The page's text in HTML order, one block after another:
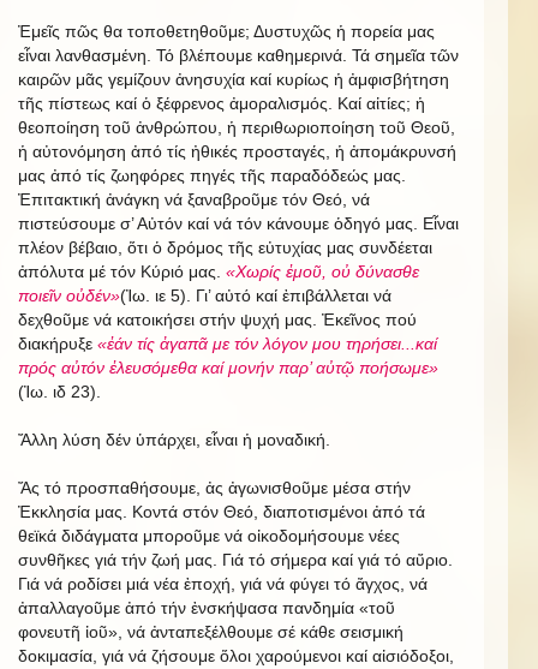
Ἐμεῖς πῶς θα τοποθετηθοῦμε; Δυστυχῶς ἡ πορεία μας
εἶναι λανθασμένη. Τό βλέπουμε καθημερινά. Τά σημεῖα τῶν
καιρῶν μᾶς γεμίζουν ἀνησυχία καί κυρίως ἡ ἀμφισβήτηση
τῆς πίστεως καί ὁ ξέφρενος ἀμοραλισμός. Καί αἰτίες; ἡ
θεοποίηση τοῦ ἀνθρώπου, ἡ περιθωριοποίηση τοῦ Θεοῦ,
ἡ αὐτονόμηση ἀπό τίς ἠθικές προσταγές, ἡ ἀπομάκρυνσή
μας ἀπό τίς ζωηφόρες πηγές τῆς παραδόδεώς μας.
Ἐπιτακτική ἀνάγκη νά ξαναβροῦμε τόν Θεό, νά
πιστεύσουμε σ’ Αὐτόν καί νά τόν κάνουμε ὁδηγό μας. Εἶναι
πλέον βέβαιο, ὅτι ὁ δρόμος τῆς εὐτυχίας μας συνδέεται
ἀπόλυτα μέ τόν Κύριό μας. «Χωρίς ἐμοῦ, οὐ δύνασθε
ποιεῖν οὐδέν»(Ἰω. ιε 5). Γι’ αὐτό καί ἐπιβάλλεται νά
δεχθοῦμε νά κατοικήσει στήν ψυχή μας. Ἐκεῖνος πού
διακήρυξε «ἐάν τίς ἀγαπᾶ με τόν λόγον μου τηρήσει...καί
πρός αὐτόν ἐλευσόμεθα καί μονήν παρ’ αὐτῷ ποήσωμε»
(Ἰω. ιδ 23).
Ἄλλη λύση δέν ὑπάρχει, εἶναι ἡ μοναδική.
Ἄς τό προσπαθήσουμε, ἀς ἀγωνισθοῦμε μέσα στήν
Ἐκκλησία μας. Κοντά στόν Θεό, διαποτισμένοι ἀπό τά
θεϊκά διδάγματα μποροῦμε νά οἰκοδομήσουμε νέες
συνθῆκες γιά τήν ζωή μας. Γιά τό σήμερα καί γιά τό αὔριο.
Γιά νά ροδίσει μιά νέα ἐποχή, γιά νά φύγει τό ἄγχος, νά
ἀπαλλαγοῦμε ἀπό τήν ἐνσκήψασα πανδημία «τοῦ
φονευτῆ ἰοῦ», νά ἀνταπεξέλθουμε σέ κάθε σεισμική
δοκιμασία, γιά νά ζήσουμε ὅλοι χαρούμενοι καί αἰσιόδοξοι,